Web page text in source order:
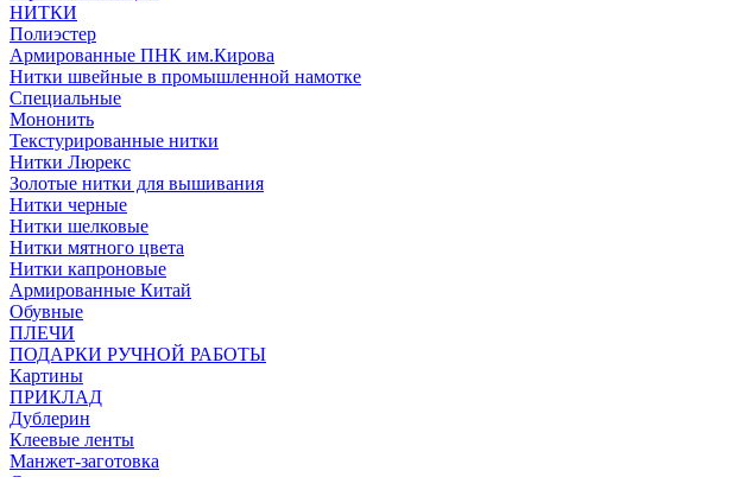
НИТКИ
Полиэстер
Армированные ПНК им.Кирова
Нитки швейные в промышленной намотке
Специальные
Мононить
Текстурированные нитки
Нитки Люрекс
Золотые нитки для вышивания
Нитки черные
Нитки шелковые
Нитки мятного цвета
Нитки капроновые
Армированные Китай
Обувные
ПЛЕЧИ
ПОДАРКИ РУЧНОЙ РАБОТЫ
Картины
ПРИКЛАД
Дублерин
Клеевые ленты
Манжет-заготовка